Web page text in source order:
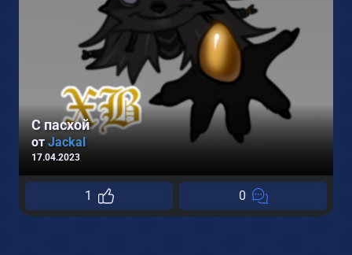
С пасхой
от Jackal
17.04.2023
1 0